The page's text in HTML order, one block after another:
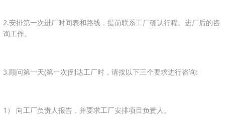
2.安排第一次进厂时间表和路线，提前联系工厂确认行程。进厂后的咨
询工作。
3.顾问第一天(第一次)到达工厂时，请按以下三个要求进行咨询:
1） 向工厂负责人报告，并要求工厂安排项目负责人。